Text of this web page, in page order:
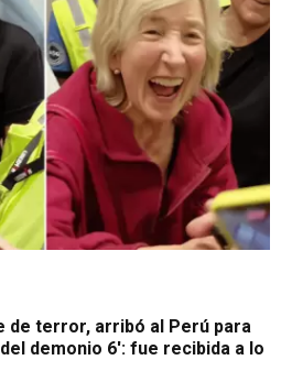
de terror, arribó al Perú para
demonio 6': fue recibida a lo